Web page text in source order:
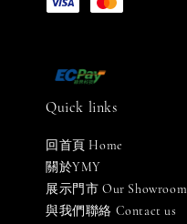
Quick links
回首頁 Home
關於YMY
展示門市 Our Showroom
與我們聯絡 Contact us